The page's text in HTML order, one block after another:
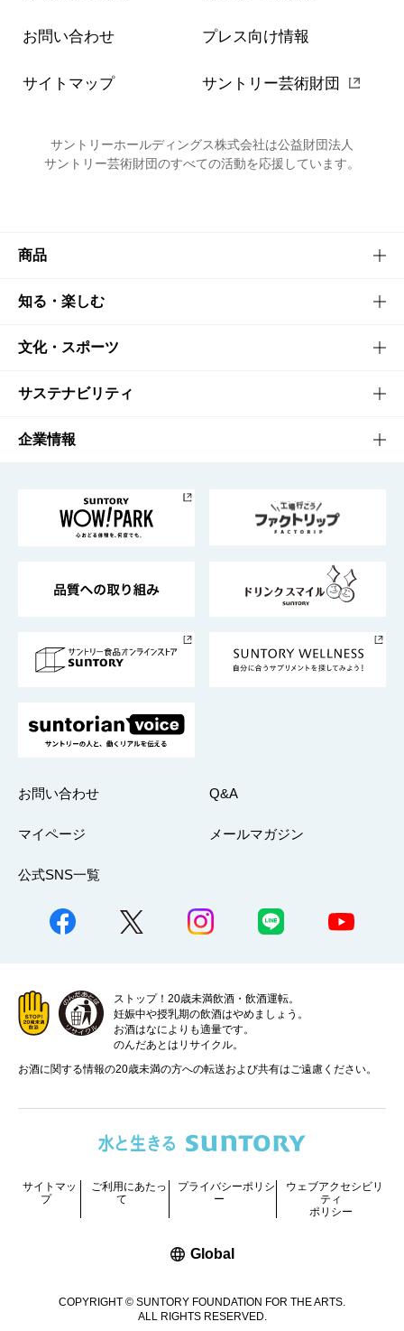
お問い合わせ プレス向け情報
サイトマップ サントリー芸術財団
サントリーホールディングス株式会社は公益財団法人
サントリー芸術財団のすべての活動を応援しています。
商品
商品TOP
商品一覧
商品発売情報
栄養成分一覧
知る・楽しむ
知る・楽しむTOP
キャンペーン
工場見学
地域情報
文化・スポーツ
文化・スポーツTOP
サントリーホール
サントリーサンバーズ大阪
サステナビリティ
サステナビリティTOP
サントリーが考えるサステナビリティ経営
企業情報
企業概要
採用情報
お問い合わせ Q&A
マイページ メールマガジン
公式SNS一覧
ストップ！20歳未満飲酒・飲酒運転。
妊娠中や授乳期の飲酒はやめましょう。
お酒はなによりも適量です。
のんだあとはリサイクル。
お酒に関する情報の20歳未満の方への転送および共有はご遠慮ください。
COPYRIGHT © SUNTORY FOUNDATION FOR THE ARTS.
ALL RIGHTS RESERVED.
サイトマッ
プ
ご利用にあたっ
て
プライバシーポリシ
ー
ウェブアクセシビリ
ティ
ポリシー
Global新しいウィンドウで開く